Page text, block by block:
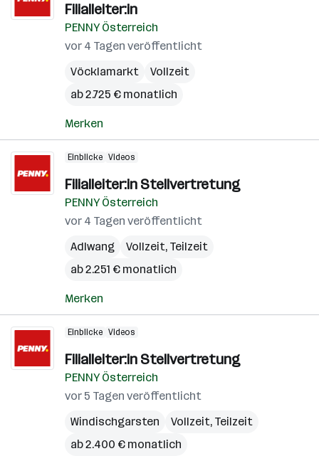
Filialleiter:in
PENNY Österreich
vor 4 Tagen veröffentlicht
Vöcklamarkt
Vollzeit
ab 2.725 € monatlich
Merken
Einblicke Videos
Filialleiter:in Stellvertretung
PENNY Österreich
vor 4 Tagen veröffentlicht
Adlwang
Vollzeit, Teilzeit
ab 2.251 € monatlich
Merken
Einblicke Videos
Filialleiter:in Stellvertretung
PENNY Österreich
vor 5 Tagen veröffentlicht
Windischgarsten
Vollzeit, Teilzeit
ab 2.400 € monatlich